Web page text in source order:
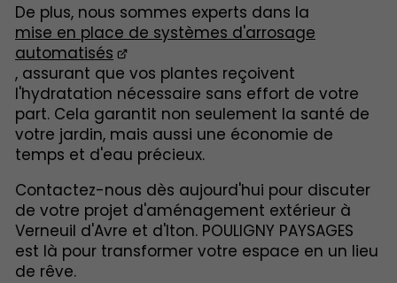
De plus, nous sommes experts dans la
mise en place de systèmes d'arrosage
automatisés
, assurant que vos plantes reçoivent
l'hydratation nécessaire sans effort de votre
part. Cela garantit non seulement la santé de
votre jardin, mais aussi une économie de
temps et d'eau précieux.
Contactez-nous dès aujourd'hui pour discuter
de votre projet d'aménagement extérieur à
Verneuil d'Avre et d'Iton. POULIGNY PAYSAGES
est là pour transformer votre espace en un lieu
de rêve.